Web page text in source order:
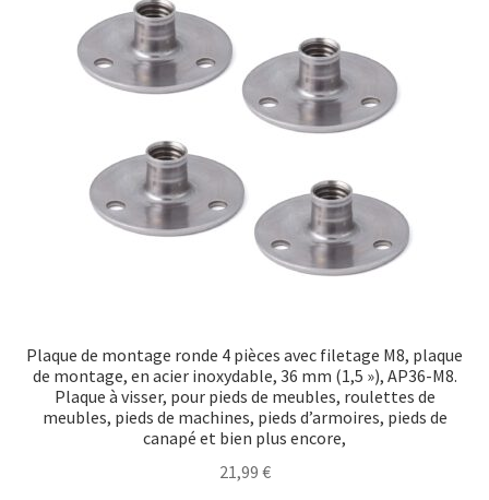
Plaque de montage ronde 4 pièces avec filetage M8, plaque
de montage, en acier inoxydable, 36 mm (1,5 »), AP36-M8.
Plaque à visser, pour pieds de meubles, roulettes de
meubles, pieds de machines, pieds d’armoires, pieds de
canapé et bien plus encore,
21,99 €